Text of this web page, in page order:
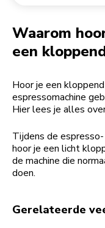
Waarom
een
Hoor je een
espressomachine
Hier lees je alles
Tijdens de
hoor je een licht
de machine die
doen.
Gerelateerde